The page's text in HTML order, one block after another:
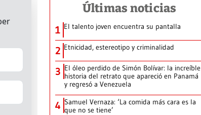
Últimas noticias
1 El talento joven encuentra su pantalla​
2 Etnicidad, estereotipo y criminalidad
3 El óleo perdido de Simón Bolívar: la increíble
historia del retrato que apareció en Panamá
y regresó a Venezuela
4 Samuel Vernaza: ‘La comida más cara es la
que no se tiene’